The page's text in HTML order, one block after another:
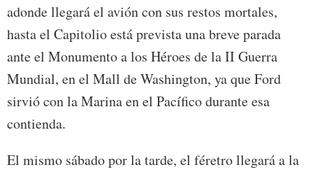
adonde llegará el avión con sus restos mortales,
hasta el Capitolio está prevista una breve parada
ante el Monumento a los Héroes de la II Guerra
Mundial, en el Mall de Washington, ya que Ford
sirvió con la Marina en el Pacífico durante esa
contienda.
El mismo sábado por la tarde, el féretro llegará a la